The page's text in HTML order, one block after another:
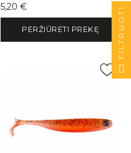
Kaina
5,20 €
PERŽIŪRĖTI PREKĘ FILTRUOTI